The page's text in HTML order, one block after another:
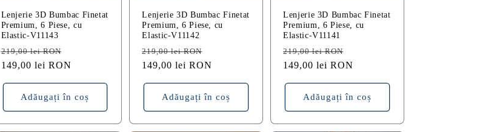
Lenjerie 3D Bumbac Finetat
Premium, 6 Piese, cu
Elastic-V11143
Preț
obișnuit
219,00 lei RON
redus
149,00 lei RON
Adăugați în coș
Lenjerie 3D Bumbac Finetat
Premium, 6 Piese, cu
Elastic-V11142
Preț
obișnuit
219,00 lei RON
redus
149,00 lei RON
Adăugați în coș
Lenjerie 3D Bumbac Finetat
Premium, 6 Piese, cu
Elastic-V11141
Preț
obișnuit
219,00 lei RON
redus
149,00 lei RON
Adăugați în coș